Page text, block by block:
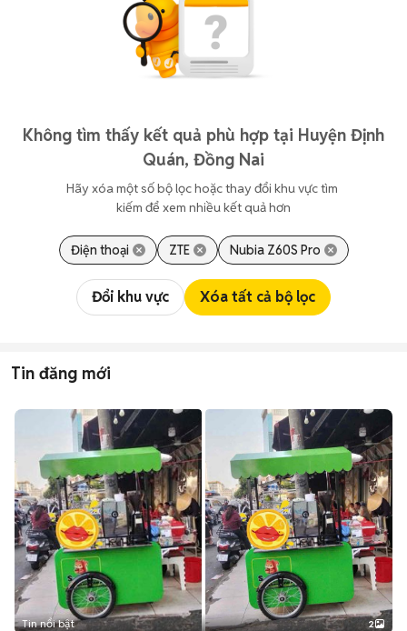
Không tìm thấy kết quả phù hợp tại Huyện Định
Quán, Đồng Nai
Hãy xóa một số bộ lọc hoặc thay đổi khu vực tìm
kiếm để xem nhiều kết quả hơn
Điện thoại ZTE Nubia Z60S Pro
Đổi khu vực Xóa tất cả bộ lọc
Tin đăng mới
Tin nổi bật 2